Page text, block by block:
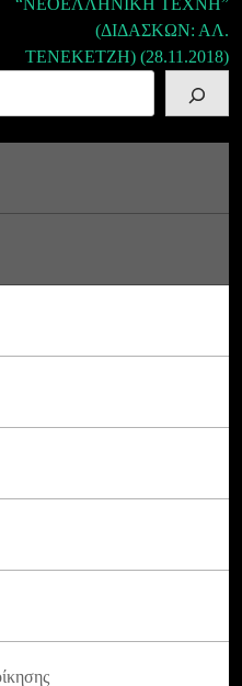
“ΝΕΟΕΛΛΗΝΙΚΗ ΤΕΧΝΗ”
(ΔΙΔΑΣΚΩΝ: ΑΛ.
ΤΕΝΕΚΕΤΖΗ) (28.11.2018)